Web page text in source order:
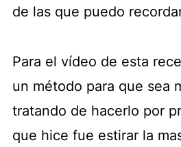
de las que puedo
Para el vídeo de esta
un método para que sea
tratando de hacerlo por
que hice fue estirar la